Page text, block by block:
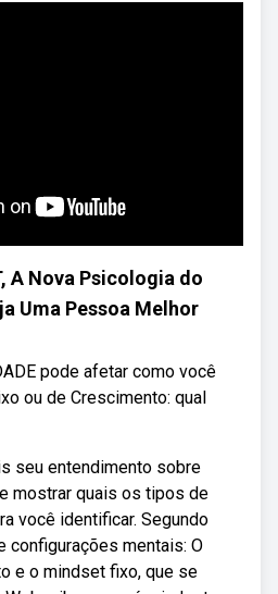
A Nova Psicologia do
Uma Pessoa Melhor
pode afetar como você
ou de Crescimento: qual
seu entendimento sobre
mostrar quais os tipos de
você identificar. Segundo
configurações mentais: O
e o mindset fixo, que se